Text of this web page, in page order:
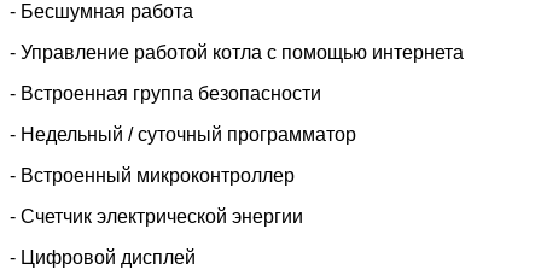
- Бесшумная работа
- Управление работой котла с помощью интернета
- Встроенная группа безопасности
- Недельный / суточный программатор
- Встроенный микроконтроллер
- Счетчик электрической энергии
- Цифровой дисплей